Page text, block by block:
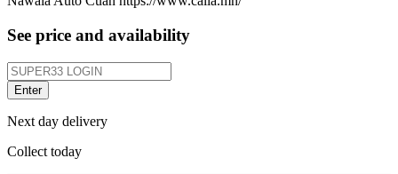
See price and availability
Enter
Next day delivery
Collect today